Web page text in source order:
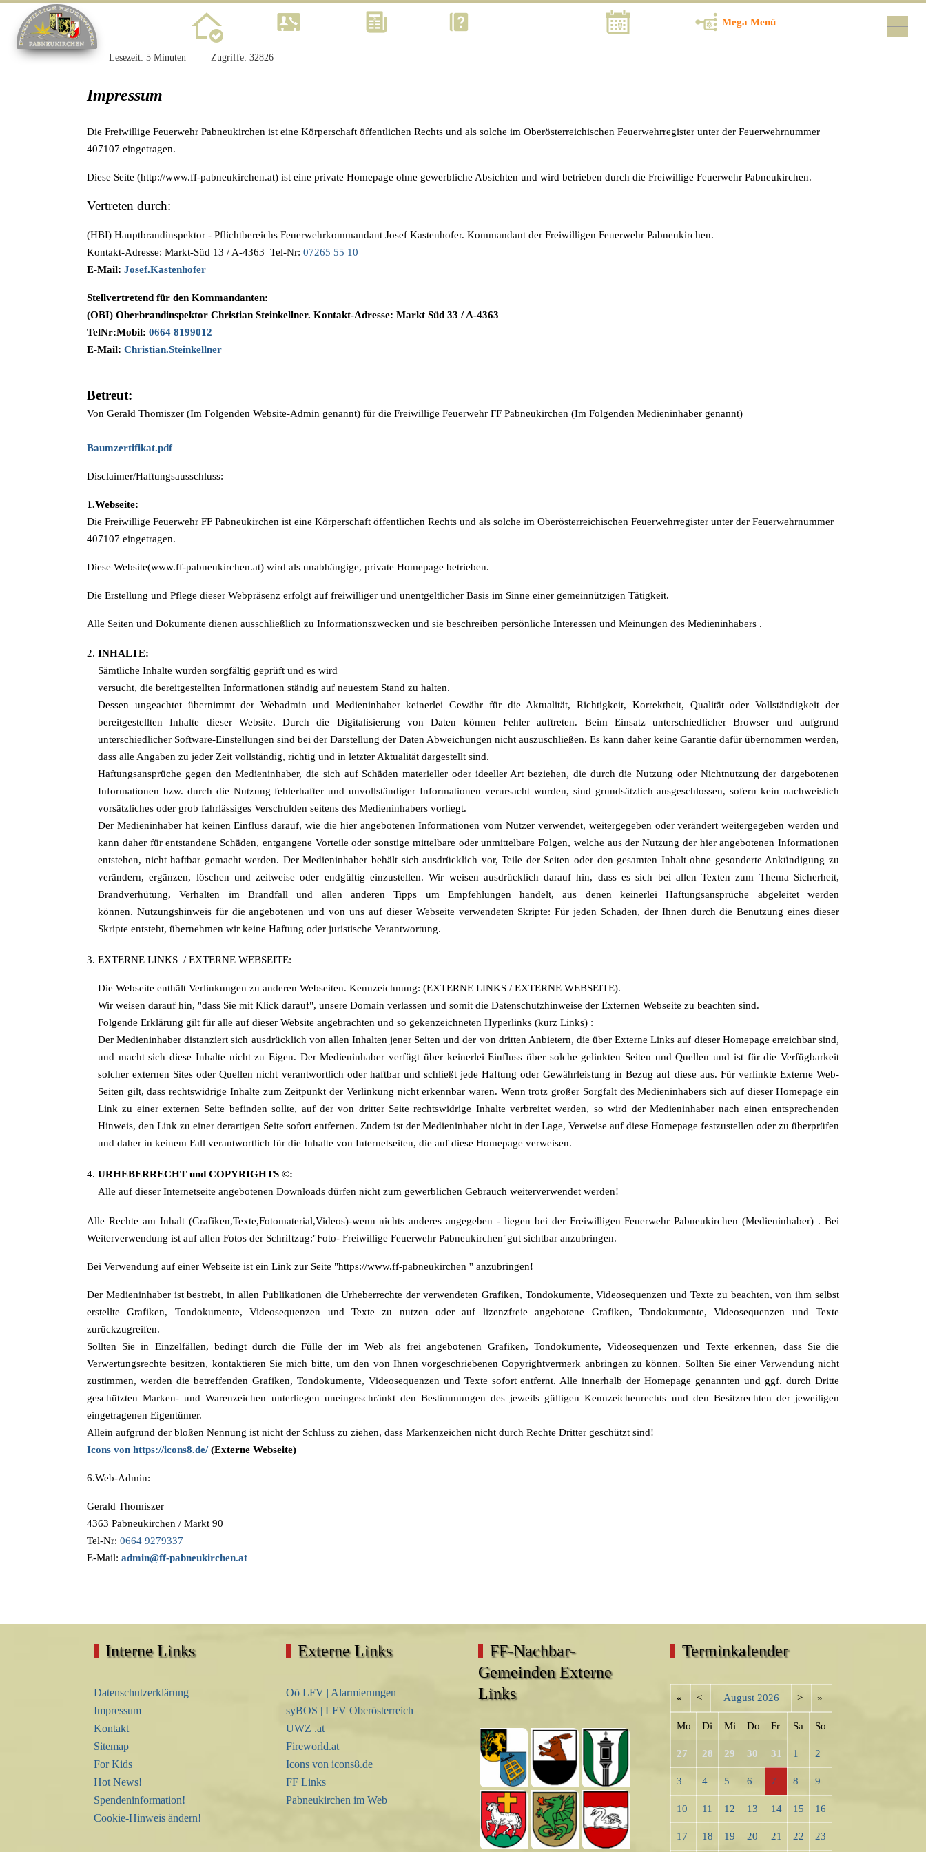
Mega Menü Off-
Lesezeit: 5 Minuten Zugriffe: 32826
Impressum
Die Freiwillige Feuerwehr Pabneukirchen ist eine Körperschaft öffentlichen Rechts und als solche im Oberösterreichischen Feuerwehrregister unter der Feuerwehrnummer
407107 eingetragen.
Diese Seite (http://www.ff-pabneukirchen.at) ist eine private Homepage ohne gewerbliche Absichten und wird betrieben durch die Freiwillige Feuerwehr Pabneukirchen.
Vertreten durch:
(HBI) Hauptbrandinspektor - Pflichtbereichs Feuerwehrkommandant Josef Kastenhofer. Kommandant der Freiwilligen Feuerwehr Pabneukirchen.
Kontakt-Adresse: Markt-Süd 13 / A-4363 Tel-Nr: 07265 55 10
E-Mail: Josef.Kastenhofer
Stellvertretend für den Kommandanten:
(OBI) Oberbrandinspektor Christian Steinkellner. Kontakt-Adresse: Markt Süd 33 / A-4363
TelNr:Mobil: 0664 8199012
E-Mail: Christian.Steinkellner
Betreut:
Von Gerald Thomiszer (Im Folgenden Website-Admin genannt) für die Freiwillige Feuerwehr FF Pabneukirchen (Im Folgenden Medieninhaber genannt)
Baumzertifikat.pdf
Disclaimer/Haftungsausschluss:
1.Webseite:
Die Freiwillige Feuerwehr FF Pabneukirchen ist eine Körperschaft öffentlichen Rechts und als solche im Oberösterreichischen Feuerwehrregister unter der Feuerwehrnummer
407107 eingetragen.
Diese Website(www.ff-pabneukirchen.at) wird als unabhängige, private Homepage betrieben.
Die Erstellung und Pflege dieser Webpräsenz erfolgt auf freiwilliger und unentgeltlicher Basis im Sinne einer gemeinnützigen Tätigkeit.
Alle Seiten und Dokumente dienen ausschließlich zu Informationszwecken und sie beschreiben persönliche Interessen und Meinungen des Medieninhabers .
INHALTE:
Sämtliche Inhalte wurden sorgfältig geprüft und es wird
versucht, die bereitgestellten Informationen ständig auf neuestem Stand zu halten.
Dessen ungeachtet übernimmt der Webadmin und Medieninhaber keinerlei Gewähr für die Aktualität, Richtigkeit, Korrektheit, Qualität oder Vollständigkeit der
bereitgestellten Inhalte dieser Website. Durch die Digitalisierung von Daten können Fehler auftreten. Beim Einsatz unterschiedlicher Browser und aufgrund
unterschiedlicher Software-Einstellungen sind bei der Darstellung der Daten Abweichungen nicht auszuschließen. Es kann daher keine Garantie dafür übernommen werden,
dass alle Angaben zu jeder Zeit vollständig, richtig und in letzter Aktualität dargestellt sind.
Haftungsansprüche gegen den Medieninhaber, die sich auf Schäden materieller oder ideeller Art beziehen, die durch die Nutzung oder Nichtnutzung der dargebotenen
Informationen bzw. durch die Nutzung fehlerhafter und unvollständiger Informationen verursacht wurden, sind grundsätzlich ausgeschlossen, sofern kein nachweislich
vorsätzliches oder grob fahrlässiges Verschulden seitens des Medieninhabers vorliegt.
Der Medieninhaber hat keinen Einfluss darauf, wie die hier angebotenen Informationen vom Nutzer verwendet, weitergegeben oder verändert weitergegeben werden und
kann daher für entstandene Schäden, entgangene Vorteile oder sonstige mittelbare oder unmittelbare Folgen, welche aus der Nutzung der hier angebotenen Informationen
entstehen, nicht haftbar gemacht werden. Der Medieninhaber behält sich ausdrücklich vor, Teile der Seiten oder den gesamten Inhalt ohne gesonderte Ankündigung zu
verändern, ergänzen, löschen und zeitweise oder endgültig einzustellen. Wir weisen ausdrücklich darauf hin, dass es sich bei allen Texten zum Thema Sicherheit,
Brandverhütung, Verhalten im Brandfall und allen anderen Tipps um Empfehlungen handelt, aus denen keinerlei Haftungsansprüche abgeleitet werden
können. Nutzungshinweis für die angebotenen und von uns auf dieser Webseite verwendeten Skripte: Für jeden Schaden, der Ihnen durch die Benutzung eines dieser
Skripte entsteht, übernehmen wir keine Haftung oder juristische Verantwortung.
EXTERNE LINKS / EXTERNE WEBSEITE:
Die Webseite enthält Verlinkungen zu anderen Webseiten. Kennzeichnung: (EXTERNE LINKS / EXTERNE WEBSEITE).
Wir weisen darauf hin, "dass Sie mit Klick darauf", unsere Domain verlassen und somit die Datenschutzhinweise der Externen Webseite zu beachten sind.
Folgende Erklärung gilt für alle auf dieser Website angebrachten und so gekenzeichneten Hyperlinks (kurz Links) :
Der Medieninhaber distanziert sich ausdrücklich von allen Inhalten jener Seiten und der von dritten Anbietern, die über Externe Links auf dieser Homepage erreichbar sind,
und macht sich diese Inhalte nicht zu Eigen. Der Medieninhaber verfügt über keinerlei Einfluss über solche gelinkten Seiten und Quellen und ist für die Verfügbarkeit
solcher externen Sites oder Quellen nicht verantwortlich oder haftbar und schließt jede Haftung oder Gewährleistung in Bezug auf diese aus. Für verlinkte Externe Web-
Seiten gilt, dass rechtswidrige Inhalte zum Zeitpunkt der Verlinkung nicht erkennbar waren. Wenn trotz großer Sorgfalt des Medieninhabers sich auf dieser Homepage ein
Link zu einer externen Seite befinden sollte, auf der von dritter Seite rechtswidrige Inhalte verbreitet werden, so wird der Medieninhaber nach einen entsprechenden
Hinweis, den Link zu einer derartigen Seite sofort entfernen. Zudem ist der Medieninhaber nicht in der Lage, Verweise auf diese Homepage festzustellen oder zu überprüfen
und daher in keinem Fall verantwortlich für die Inhalte von Internetseiten, die auf diese Homepage verweisen.
URHEBERRECHT und COPYRIGHTS ©:
Alle auf dieser Internetseite angebotenen Downloads dürfen nicht zum gewerblichen Gebrauch weiterverwendet werden!
Alle Rechte am Inhalt (Grafiken,Texte,Fotomaterial,Videos)-wenn nichts anderes angegeben - liegen bei der Freiwilligen Feuerwehr Pabneukirchen (Medieninhaber) . Bei
Weiterverwendung ist auf allen Fotos der Schriftzug:"Foto- Freiwillige Feuerwehr Pabneukirchen"gut sichtbar anzubringen.
Bei Verwendung auf einer Webseite ist ein Link zur Seite "https://www.ff-pabneukirchen '' anzubringen!
Der Medieninhaber ist bestrebt, in allen Publikationen die Urheberrechte der verwendeten Grafiken, Tondokumente, Videosequenzen und Texte zu beachten, von ihm selbst
erstellte Grafiken, Tondokumente, Videosequenzen und Texte zu nutzen oder auf lizenzfreie angebotene Grafiken, Tondokumente, Videosequenzen und Texte
zurückzugreifen.
Sollten Sie in Einzelfällen, bedingt durch die Fülle der im Web als frei angebotenen Grafiken, Tondokumente, Videosequenzen und Texte erkennen, dass Sie die
Verwertungsrechte besitzen, kontaktieren Sie mich bitte, um den von Ihnen vorgeschriebenen Copyrightvermerk anbringen zu können. Sollten Sie einer Verwendung nicht
zustimmen, werden die betreffenden Grafiken, Tondokumente, Videosequenzen und Texte sofort entfernt. Alle innerhalb der Homepage genannten und ggf. durch Dritte
geschützten Marken- und Warenzeichen unterliegen uneingeschränkt den Bestimmungen des jeweils gültigen Kennzeichenrechts und den Besitzrechten der jeweiligen
eingetragenen Eigentümer.
Allein aufgrund der bloßen Nennung ist nicht der Schluss zu ziehen, dass Markenzeichen nicht durch Rechte Dritter geschützt sind!
Icons von https://icons8.de/(Externe Webseite)
6.Web-Admin:
Gerald Thomiszer
4363 Pabneukirchen / Markt 90
Tel-Nr: 0664 9279337
E-Mail: admin@ff-pabneukirchen.at
Interne Links
Datenschutzerklärung
Impressum
Kontakt
Sitemap
For Kids
Hot News!
Spendeninformation!
Cookie-Hinweis ändern!
Externe Links
Oö LFV | Alarmierungen
syBOS | LFV Oberösterreich
UWZ .at
Fireworld.at
Icons von icons8.de
FF Links
Pabneukirchen im Web
FF-Nachbar-
Gemeinden Externe
Links
Terminkalender
« < August 2026 > »
Mo Di Mi Do Fr Sa So
27 28 29 30 31 1 2
3 4 5 6 7 8 9
10 11 12 13 14 15 16
17 18 19 20 21 22 23